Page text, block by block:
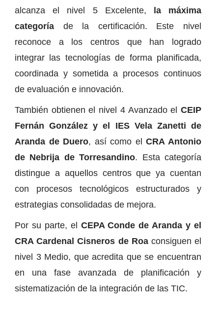
alcanza el nivel 5 Excelente, la máxima
categoría de la certificación. Este nivel
reconoce a los centros que han logrado
integrar las tecnologías de forma planificada,
coordinada y sometida a procesos continuos
de evaluación e innovación.
También obtienen el nivel 4 Avanzado el CEIP
Fernán González y el IES Vela Zanetti de
Aranda de Duero, así como elCRA Antonio
de Nebrija de Torresandino. Esta categoría
distingue a aquellos centros que ya cuentan
con procesos tecnológicos estructurados y
estrategias consolidadas de mejora.
Por su parte, el CEPA Conde de Aranda y el
CRA Cardenal Cisneros de Roaconsiguen el
nivel 3 Medio, que acredita que se encuentran
en una fase avanzada de planificación y
sistematización de la integración de las TIC.